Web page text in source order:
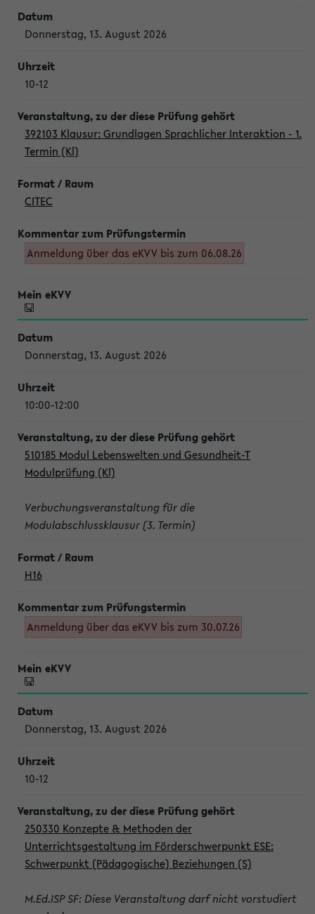
Donnerstag, 13. August 2026
10-12
392103 Klausur: Grundlagen Sprachlicher Interaktion - 1.
Termin (Kl)
CITEC
Anmeldung über das eKVV bis zum 06.08.26
Donnerstag, 13. August 2026
10:00-12:00
510185 Modul Lebenswelten und Gesundheit-T
Modulprüfung (Kl)
Verbuchungsveranstaltung für die
Modulabschlussklausur (3. Termin)
H16
Anmeldung über das eKVV bis zum 30.07.26
Donnerstag, 13. August 2026
10-12
250330 Konzepte & Methoden der
Unterrichtsgestaltung im Förderschwerpunkt ESE:
Schwerpunkt (Pädagogische) Beziehungen (S)
M.Ed.ISP SF: Diese Veranstaltung darf nicht vorstudiert